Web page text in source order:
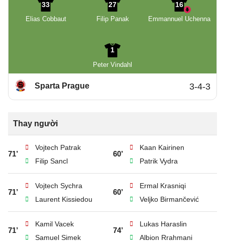
33
Elias Cobbaut
27
Filip Panak
16
Emmannuel Uchenna
1
Peter Vindahl
Sparta Prague 3-4-3
Thay người
71’
Vojtech Patrak
Filip Sancl
60’
Kaan Kairinen
Patrik Vydra
71’
Vojtech Sychra
Laurent Kissiedou
60’
Ermal Krasniqi
Veljko Birmančević
71’
Kamil Vacek
Samuel Simek
74’
Lukas Haraslin
Albion Rrahmani